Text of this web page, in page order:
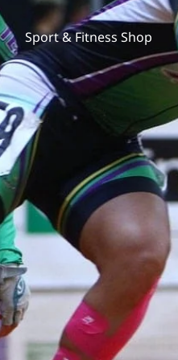
Sport & Fitness Shop